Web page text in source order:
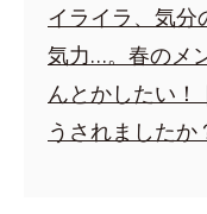
イライラ、気分
気力…。春のメ
んとかしたい
うされました